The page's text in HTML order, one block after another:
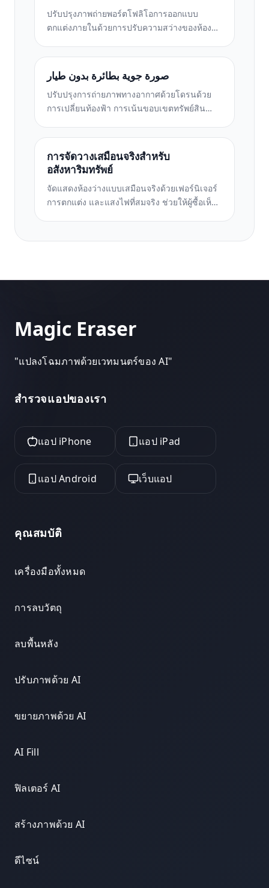
ปรับปรุงภาพถ่ายพอร์ตโฟลิโอการออกแบบ
ตกแต่งภายในด้วยการปรับความสว่างของห้อง
ชัดขึ้น และการแสดงสีที่แม่นยำของพื้นผิวและผ้า
صورة جوية بطائرة بدون طيار
ปรับปรุงการถ่ายภาพทางอากาศด้วยโดรนด้วย
การเปลี่ยนท้องฟ้า การเน้นขอบเขตทรัพย์สิน
รบกวนสมาธิสำหรับการสำรวจอสังหาริมทรัพย์
และที่ดิน
การจัดวางเสมือนจริงสำหรับ
อสังหาริมทรัพย์
จัดแสดงห้องว่างแบบเสมือนจริงด้วยเฟอร์นิเจอร์
การตกแต่ง และแสงไฟที่สมจริง ช่วยให้ผู้ซื้อเห็น
Magic Eraser
"แปลงโฉมภาพด้วยเวทมนตร์ของ AI"
สำรวจแอปของเรา
แอป iPhone แอป iPad
แอป Android เว็บแอป
คุณสมบัติ
เครื่องมือทั้งหมด
การลบวัตถุ
ลบพื้นหลัง
ปรับภาพด้วย AI
ขยายภาพด้วย AI
AI Fill
ฟิลเตอร์ AI
สร้างภาพด้วย AI
ดีไซน์